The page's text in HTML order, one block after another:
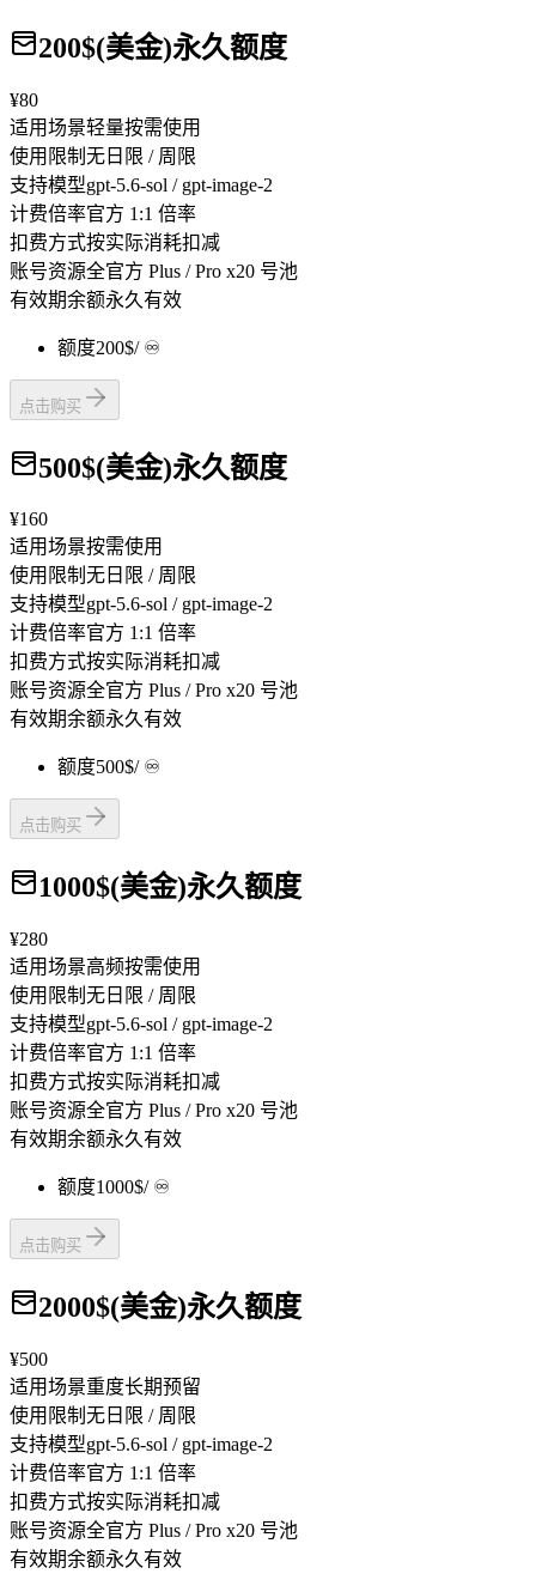
200$(美金)永久额度
¥80
适用场景轻量按需使用
使用限制 无日限 / 周限
支持模型gpt-5.6-sol / gpt-image-2
计费倍率官方 1:1 倍率
扣费方式按实际消耗扣减
账号资源全官方 Plus / Pro x20 号池
有效期余额永久有效
额度200$/ ♾️
点击购买
500$(美金)永久额度
¥160
适用场景按需使用
使用限制 无日限 / 周限
支持模型gpt-5.6-sol / gpt-image-2
计费倍率官方 1:1 倍率
扣费方式按实际消耗扣减
账号资源全官方 Plus / Pro x20 号池
有效期余额永久有效
额度500$/ ♾️
点击购买
1000$(美金)永久额度
¥280
适用场景高频按需使用
使用限制 无日限 / 周限
支持模型gpt-5.6-sol / gpt-image-2
计费倍率官方 1:1 倍率
扣费方式按实际消耗扣减
账号资源全官方 Plus / Pro x20 号池
有效期余额永久有效
额度1000$/ ♾️
点击购买
2000$(美金)永久额度
¥500
适用场景重度长期预留
使用限制 无日限 / 周限
支持模型gpt-5.6-sol / gpt-image-2
计费倍率官方 1:1 倍率
扣费方式按实际消耗扣减
账号资源全官方 Plus / Pro x20 号池
有效期余额永久有效